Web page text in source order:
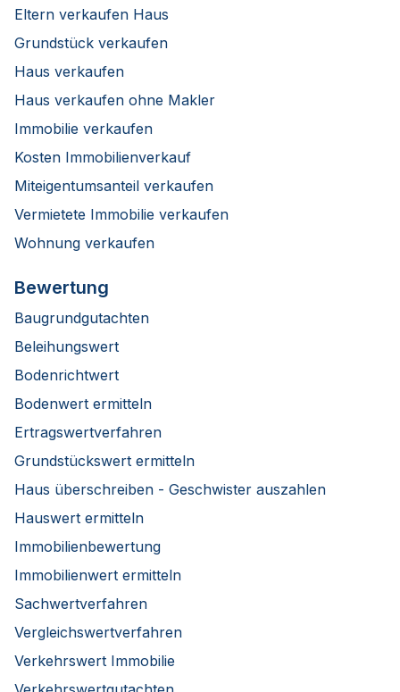
Eltern verkaufen Haus
Grundstück verkaufen
Haus verkaufen
Haus verkaufen ohne Makler
Immobilie verkaufen
Kosten Immobilienverkauf
Miteigentumsanteil verkaufen
Vermietete Immobilie verkaufen
Wohnung verkaufen
Bewertung
Baugrundgutachten
Beleihungswert
Bodenrichtwert
Bodenwert ermitteln
Ertragswertverfahren
Grundstückswert ermitteln
Haus überschreiben - Geschwister auszahlen
Hauswert ermitteln
Immobilienbewertung
Immobilienwert ermitteln
Sachwertverfahren
Vergleichswertverfahren
Verkehrswert Immobilie